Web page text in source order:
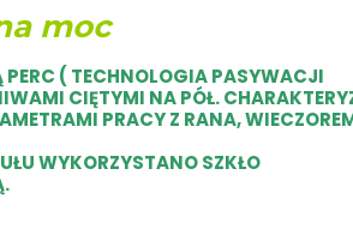
moc
( TECHNOLOGIA PASYWACJI
CIĘTYMI NA PÓŁ.
PRACY Z RANA,
WYKORZYSTANO SZKŁO